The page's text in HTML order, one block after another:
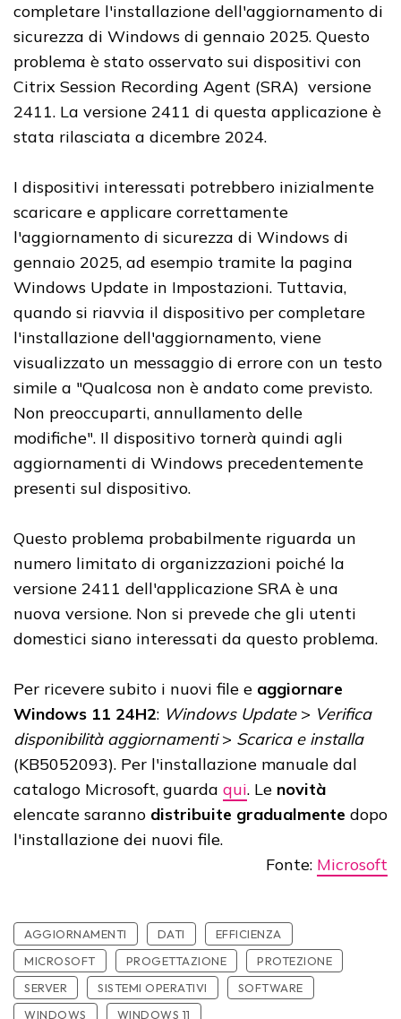
completare l'installazione dell'aggiornamento di
sicurezza di Windows di gennaio 2025. Questo
problema è stato osservato sui dispositivi con
Citrix Session Recording Agent (SRA) versione
2411. La versione 2411 di questa applicazione è
stata rilasciata a dicembre 2024.
I dispositivi interessati potrebbero inizialmente
scaricare e applicare correttamente
l'aggiornamento di sicurezza di Windows di
gennaio 2025, ad esempio tramite la pagina
Windows Update in Impostazioni. Tuttavia,
quando si riavvia il dispositivo per completare
l'installazione dell'aggiornamento, viene
visualizzato un messaggio di errore con un testo
simile a "Qualcosa non è andato come previsto.
Non preoccuparti, annullamento delle
modifiche". Il dispositivo tornerà quindi agli
aggiornamenti di Windows precedentemente
presenti sul dispositivo.
Questo problema probabilmente riguarda un
numero limitato di organizzazioni poiché la
versione 2411 dell'applicazione SRA è una
nuova versione. Non si prevede che gli utenti
domestici siano interessati da questo problema.
Per ricevere subito i nuovi file e aggiornare
Windows 11 24H2: Windows Update> Verifica
disponibilità aggiornamenti> Scarica e installa
(KB5052093). Per l'installazione manuale dal
catalogo Microsoft, guarda qui. Le novità
elencate saranno distribuite gradualmente dopo
l'installazione dei nuovi file.
Fonte: Microsoft
AGGIORNAMENTI DATI
EFFICIENZA
MICROSOFT
PROGETTAZIONE
PROTEZIONE
SERVER
SISTEMI OPERATIVI
SOFTWARE
WINDOWS
WINDOWS 11